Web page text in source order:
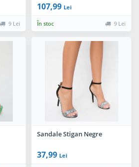
9 Lei
107,99 Lei
În stoc 9 Lei
Sandale Stigan Negre
37,99 Lei